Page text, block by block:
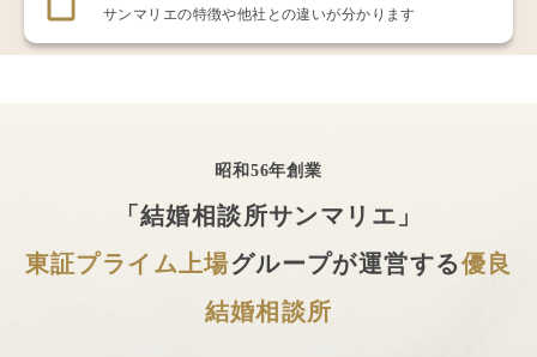
サンマリエの特徴や他社との違いが分かります
昭和56年創業
「結婚相談所サンマリエ」
東証プライム上場グループが運営する優良
結婚相談所